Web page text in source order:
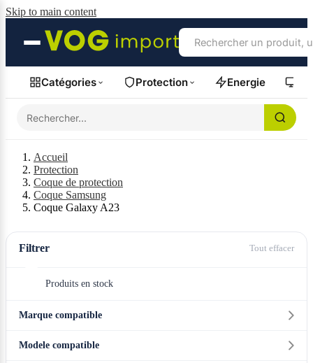
Skip to main content
Catégories Protection Energie
Accueil
Protection
Coque de protection
Coque Samsung
Coque Galaxy A23
Filtrer Tout effacer
Produits en stock
Marque compatible
Modele compatible